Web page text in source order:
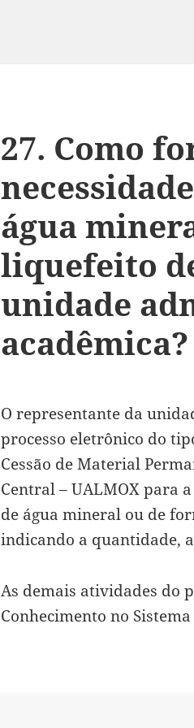
27. Como
água
liquefeito
unidade
acadêmica?
O representante da
processo eletrônico do
Cessão de Material
Central – UALMOX para
de água mineral ou de
indicando a quantidade,
As demais atividades do
Conhecimento no